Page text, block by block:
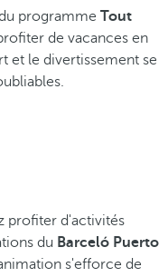
programme Tout
de vacances en
et le divertissement se
profiter d'activités
du Barceló Puerto
s'efforce de